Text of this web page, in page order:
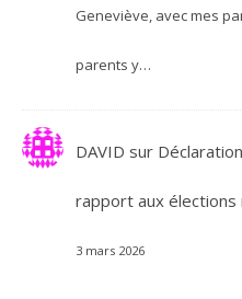
Geneviève, avec mes
parents y…
DAVID sur
rapport aux élections
3 mars 2026